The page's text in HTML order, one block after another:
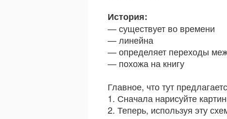
История:
— существует во времени
— линейна
— определяет переходы
— похожа на книгу
Главное, что тут
1. Сначала нарисуйте
2. Теперь, используя эту